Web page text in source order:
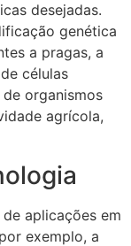
desejadas.
genética
a pragas, a
células
organismos
agrícola,
aplicações em
exemplo, a